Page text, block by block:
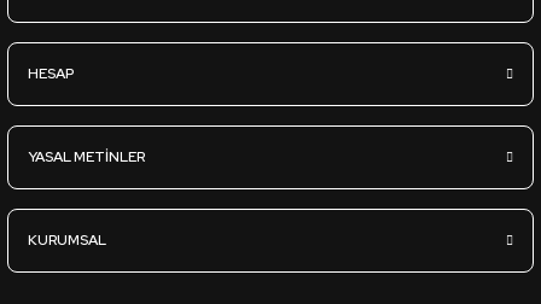
YT-98D VİZON LATTE KOTON VİZON PVC ROMA KENAR
1.839,36TL
HESAP
YASAL METİNLER
KURUMSAL